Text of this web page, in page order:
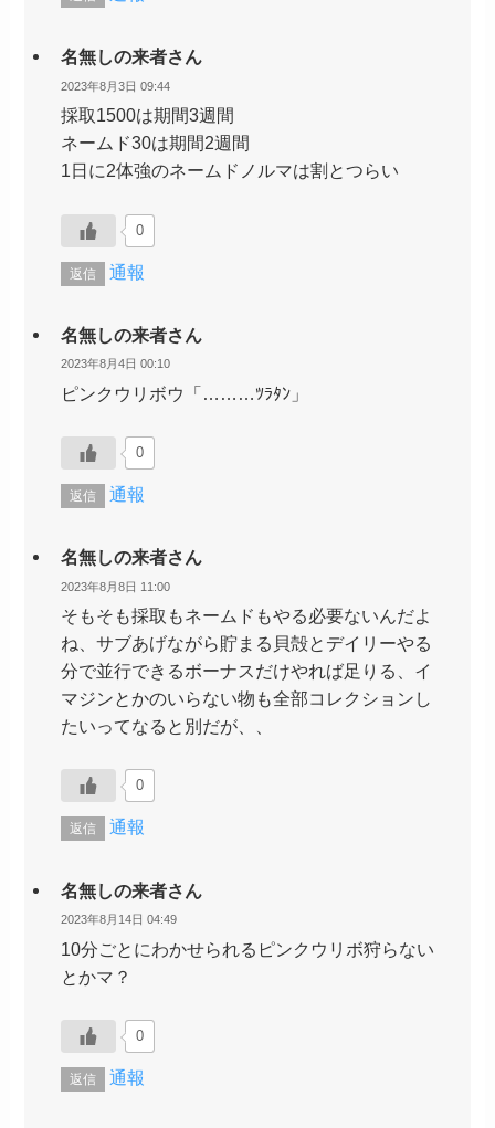
名無しの来者さん
2023年8月3日 09:44
採取1500は期間3週間
ネームド30は期間2週間
1日に2体強のネームドノルマは割とつらい
0
返信 通報
名無しの来者さん
2023年8月4日 00:10
ピンクウリボウ「………ﾂﾗﾀﾝ」
0
返信 通報
名無しの来者さん
2023年8月8日 11:00
そもそも採取もネームドもやる必要ないんだよ
ね、サブあげながら貯まる貝殻とデイリーやる
分で並行できるボーナスだけやれば足りる、イ
マジンとかのいらない物も全部コレクションし
たいってなると別だが、、
0
返信 通報
名無しの来者さん
2023年8月14日 04:49
10分ごとにわかせられるピンクウリボ狩らない
とかマ？
0
返信 通報